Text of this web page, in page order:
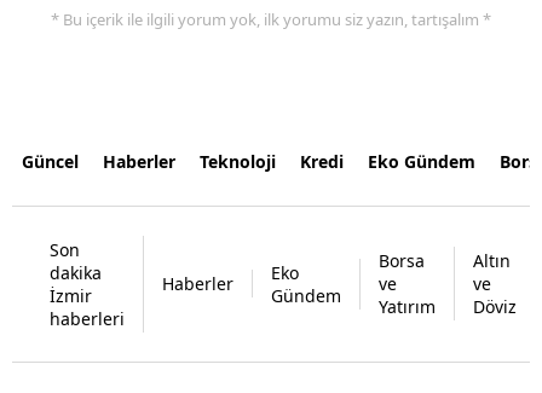
* Bu içerik ile ilgili yorum yok, ilk yorumu siz yazın, tartışalım *
Güncel Haberler Teknoloji Kredi Eko Gündem
Son
dakika
İzmir
haberleri
Haberler
Eko
Gündem
Borsa
ve
Yatırım
Altın
ve
Döviz